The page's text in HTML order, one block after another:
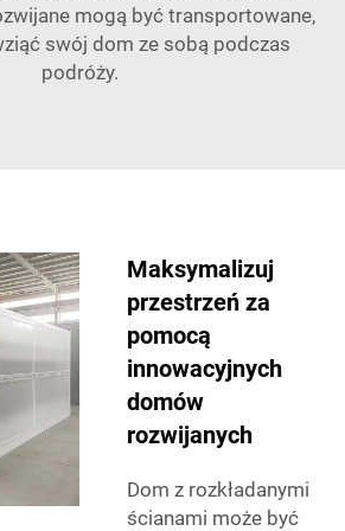
mogą być transportowane,
swój dom ze sobą podczas
podróży.
Maksymalizuj
przestrzeń za
pomocą
innowacyjnych
domów
rozwijanych
Dom z rozkładanymi
ścianami może być